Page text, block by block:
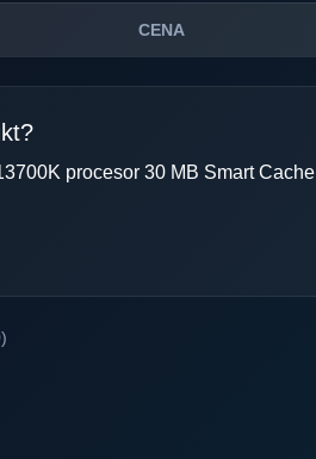
CENA
procesor 30 MB Smart Cache